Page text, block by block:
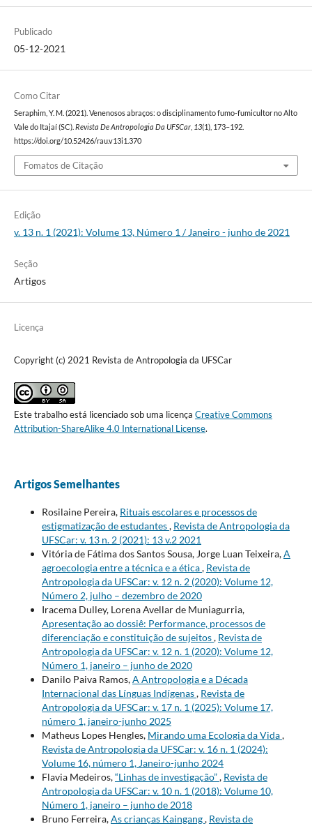
Publicado
05-12-2021
Como Citar
Seraphim, Y. M. (2021). Venenosos abraços: o disciplinamento fumo-fumicultor no Alto
Vale do Itajaí (SC). Revista De Antropologia Da UFSCar, 13(1), 173–192.
https://doi.org/10.52426/rau.v13i1.370
Fomatos de Citação
Edição
v. 13 n. 1 (2021): Volume 13, Número 1 / Janeiro - junho de 2021
Seção
Artigos
Licença
Copyright (c) 2021 Revista de Antropologia da UFSCar
Este trabalho está licenciado sob uma licença Creative Commons
Attribution-ShareAlike 4.0 International License.
Artigos Semelhantes
Rosilaine Pereira, Rituais escolares e processos de
estigmatização de estudantes, Revista de Antropologia da
UFSCar: v. 13 n. 2 (2021): 13 v.2 2021
Vitória de Fátima dos Santos Sousa, Jorge Luan Teixeira,A
agroecologia entre a técnica e a ética, Revista de
Antropologia da UFSCar: v. 12 n. 2 (2020): Volume 12,
Número 2, julho – dezembro de 2020
Iracema Dulley, Lorena Avellar de Muniagurria,
Apresentação ao dossiê: Performance, processos de
diferenciação e constituição de sujeitos, Revista de
Antropologia da UFSCar: v. 12 n. 1 (2020): Volume 12,
Número 1, janeiro – junho de 2020
Danilo Paiva Ramos,A Antropologia e a Década
Internacional das Línguas Indígenas, Revista de
Antropologia da UFSCar: v. 17 n. 1 (2025): Volume 17,
número 1, janeiro-junho 2025
Matheus Lopes Hengles, Mirando uma Ecologia da Vida,
Revista de Antropologia da UFSCar: v. 16 n. 1 (2024):
Volume 16, número 1, Janeiro-junho 2024
Flavia Medeiros,“Linhas de investigação”, Revista de
Antropologia da UFSCar: v. 10 n. 1 (2018): Volume 10,
Número 1, janeiro – junho de 2018
Bruno Ferreira,As crianças Kaingang, Revista de